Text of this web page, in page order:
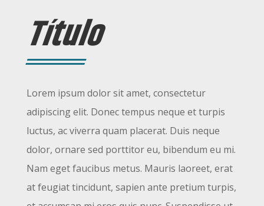
Título
Lorem ipsum dolor sit amet, consectetur
adipiscing elit. Donec tempus neque et turpis
luctus, ac viverra quam placerat. Duis neque
dolor, ornare sed porttitor eu, bibendum eu mi.
Nam eget faucibus metus. Mauris laoreet, erat
at feugiat tincidunt, sapien ante pretium turpis,